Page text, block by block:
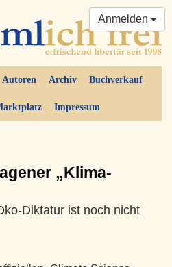
Autoren Archiv Buchverkauf
Impressum
Anmelden
„Klima-
Diktatur ist noch nicht